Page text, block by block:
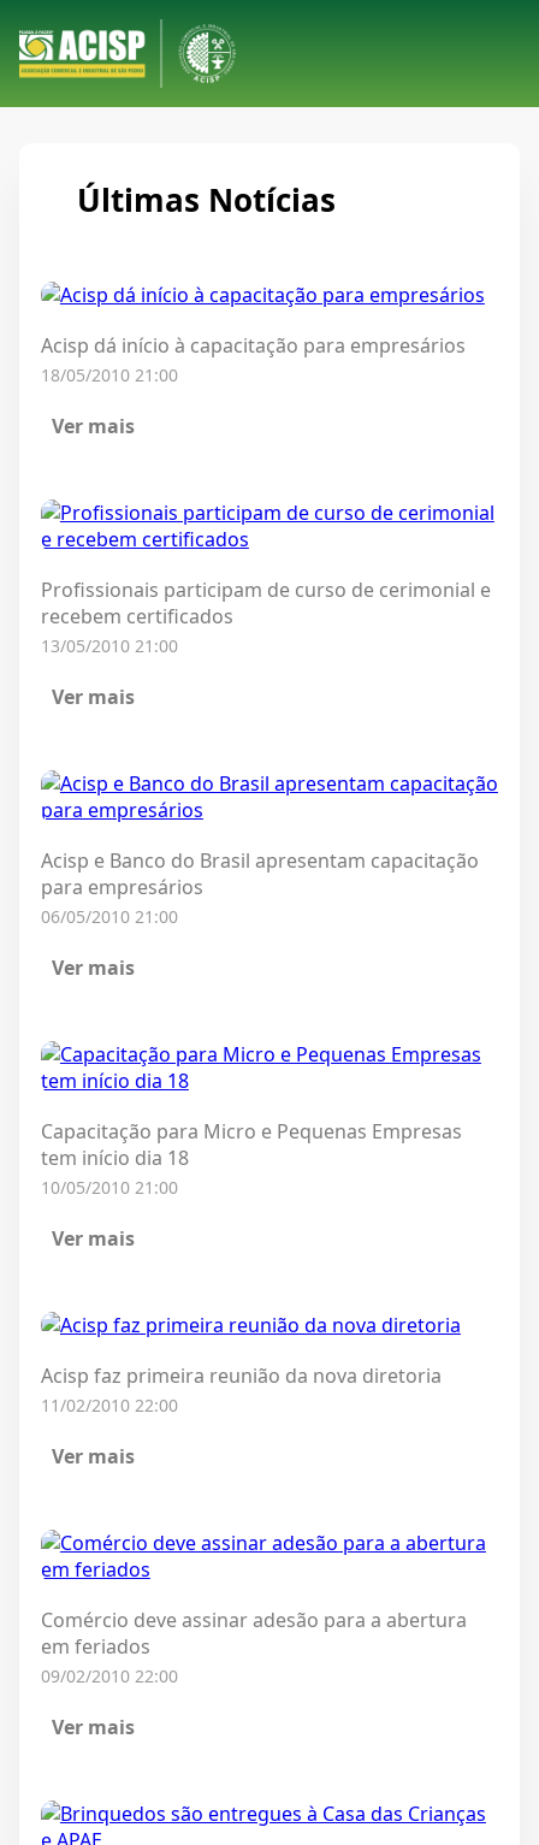
Últimas Notícias
Acisp dá início à capacitação para empresários
18/05/2010 21:00
Ver mais
Profissionais participam de curso de cerimonial e
recebem certificados
13/05/2010 21:00
Ver mais
Acisp e Banco do Brasil apresentam capacitação
para empresários
06/05/2010 21:00
Ver mais
Capacitação para Micro e Pequenas Empresas
tem início dia 18
10/05/2010 21:00
Ver mais
Acisp faz primeira reunião da nova diretoria
11/02/2010 22:00
Ver mais
Comércio deve assinar adesão para a abertura
em feriados
09/02/2010 22:00
Ver mais